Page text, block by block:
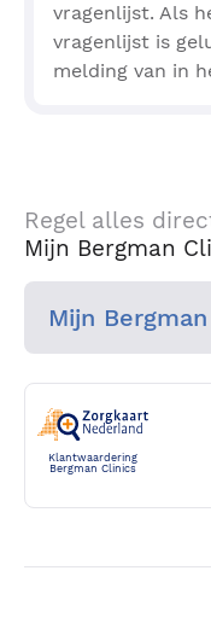
vragenlijst. Als
vragenlijst is
melding van in
Regel alles
Mijn Bergman
Mijn
Klantwaardering
Bergman Clinics